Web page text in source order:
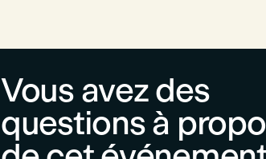
Vous avez des
questions à